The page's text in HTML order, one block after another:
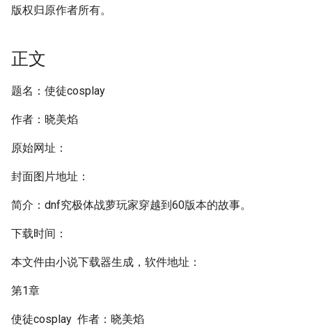
版权归原作者所有。
正文
题名：使徒cosplay
作者：晓美焰
原始网址：
封面图片地址：
简介：dnf究极体战萝玩家穿越到60版本的故事。
下载时间：
本文件由小说下载器生成，软件地址：
第1章
使徒cosplay 作者：晓美焰